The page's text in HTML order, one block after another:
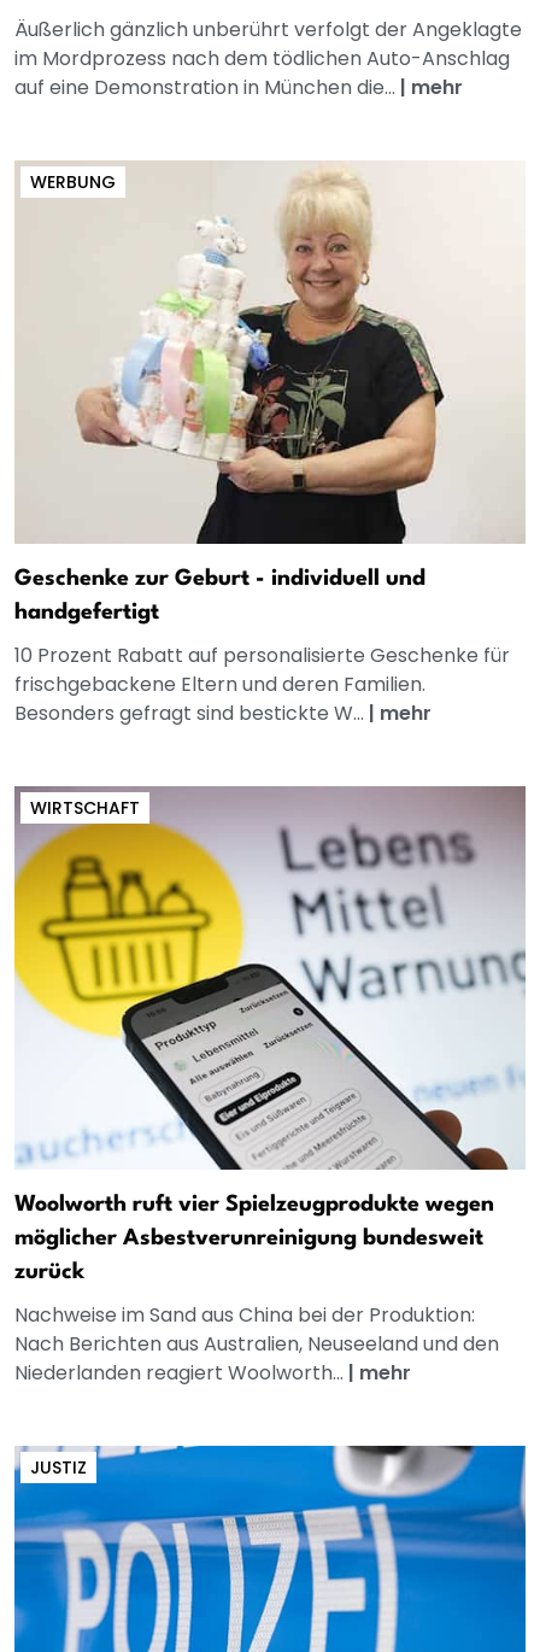
Äußerlich gänzlich unberührt verfolgt der Angeklagte
im Mordprozess nach dem tödlichen Auto-Anschlag
auf eine Demonstration in München die... | mehr
WERBUNG
Geschenke zur Geburt - individuell und
handgefertigt
10 Prozent Rabatt auf personalisierte Geschenke für
frischgebackene Eltern und deren Familien.
Besonders gefragt sind bestickte W... | mehr
WIRTSCHAFT
Woolworth ruft vier Spielzeugprodukte wegen
möglicher Asbestverunreinigung bundesweit
zurück
Nachweise im Sand aus China bei der Produktion:
Nach Berichten aus Australien, Neuseeland und den
Niederlanden reagiert Woolworth... | mehr
JUSTIZ